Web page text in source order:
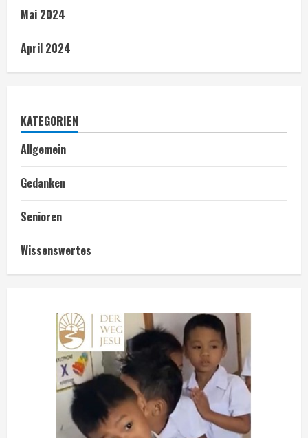
Mai 2024
April 2024
KATEGORIEN
Allgemein
Gedanken
Senioren
Wissenswertes